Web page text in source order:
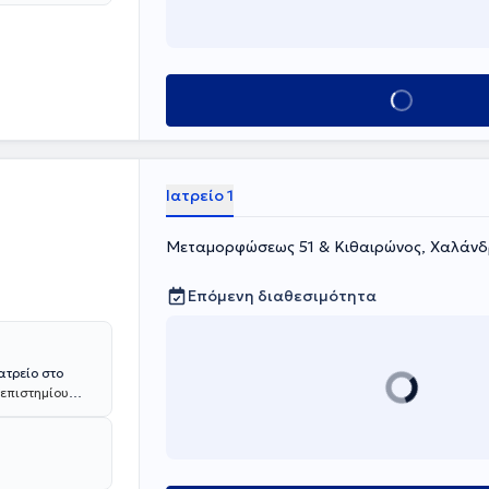
Κλείσε ραντεβού
στο
της
ιατρείο,
Ιατρείο 1
Μεταμορφώσεως 51 & Κιθαιρώνος,
Επόμενη διαθεσιμότητα